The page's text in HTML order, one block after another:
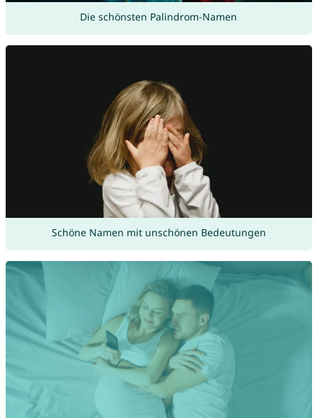
Die schönsten Palindrom-Namen
Schöne Namen mit unschönen Bedeutungen